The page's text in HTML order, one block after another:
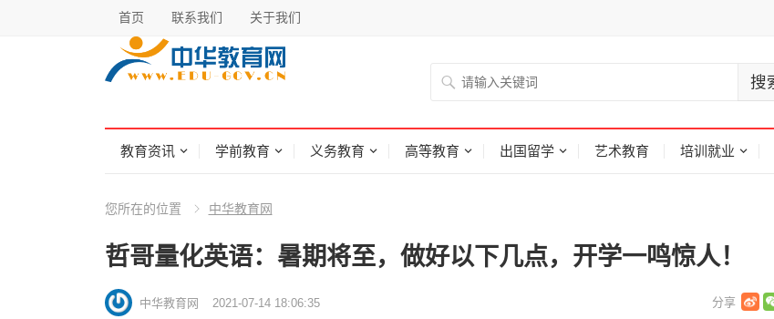
首页 联系我们 关于我们
教育资讯 学前教育 义务教育 高等教育 出国留学 艺术教育 培训就业
您所在的位置 中华教育网
哲哥量化英语：暑期将至，做好以下几点，开学一鸣惊人！
中华教育网 2021-07-14 18:06:35